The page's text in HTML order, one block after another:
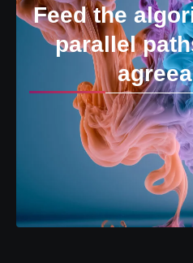
Feed the
parallel